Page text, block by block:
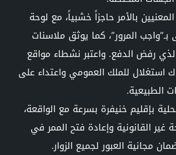
بالأمر حاجزاً خشبياً، مع لوحة
المرور”، كما يوثق ملاسنات
رفض الدفع. واعتبر نشطاء مواقع
استغلال للملك العمومي واعتداء على
الطبيعية.
بإقليم خنيفرة بسرعة مع الواقعة،
غير القانونية وإعادة فتح الممر في
مجانية العبور لجميع الزوار.